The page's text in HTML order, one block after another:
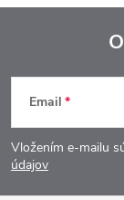
Z
á
p
Email
Vložením e-mailu
údajov